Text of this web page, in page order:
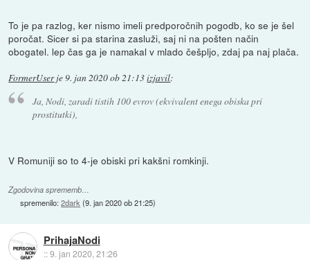
To je pa razlog, ker nismo imeli predporočnih pogodb, ko se je šel
poročat. Sicer si pa starina zasluži, saj ni na pošten način
obogatel. lep čas ga je namakal v mlado češpljo, zdaj pa naj plača.
FormerUserje9. jan 2020 ob 21:13izjavil:
Ja, Nodi, zaradi tistih 100 evrov (ekvivalent enega obiska pri
prostitutki),
V Romuniji so to 4-je obiski pri kakšni romkinji.
Zgodovina sprememb…
spremenilo:2dark (9. jan 2020 ob 21:25)
PrihajaNodi
::9. jan 2020, 21:26